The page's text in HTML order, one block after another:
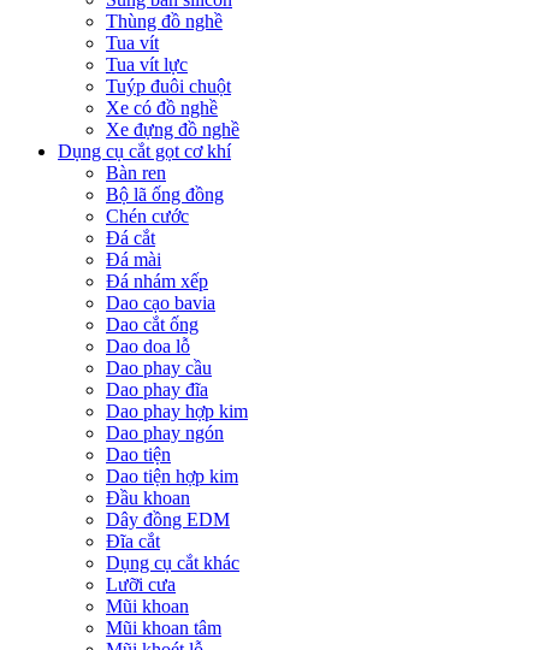
Thùng đồ nghề
Tua vít
Tua vít lực
Tuýp đuôi chuột
Xe có đồ nghề
Xe đựng đồ nghề
Dụng cụ cắt gọt cơ khí
Bàn ren
Bộ lã ống đồng
Chén cước
Đá cắt
Đá mài
Đá nhám xếp
Dao cạo bavia
Dao cắt ống
Dao doa lỗ
Dao phay cầu
Dao phay đĩa
Dao phay hợp kim
Dao phay ngón
Dao tiện
Dao tiện hợp kim
Đầu khoan
Dây đồng EDM
Đĩa cắt
Dụng cụ cắt khác
Lưỡi cưa
Mũi khoan
Mũi khoan tâm